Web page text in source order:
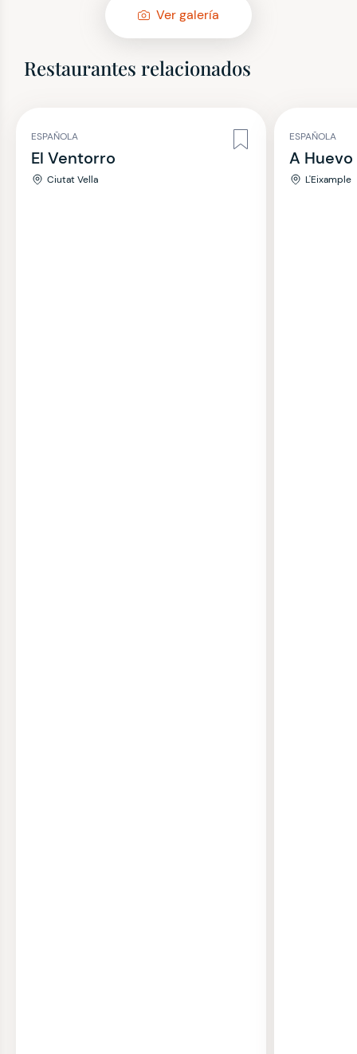
Ver galería
Restaurantes relacionados
ESPAÑOLA
El Ventorro
Ciutat Vella
ESPAÑOLA
A Huevo
L'Eixample